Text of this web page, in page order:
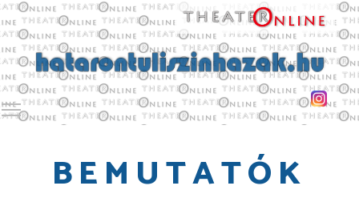
Toggle main menu visibility
BEMUTATÓK